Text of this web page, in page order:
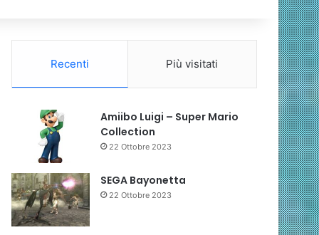
Recenti Più visitati
Amiibo Luigi – Super Mario
Collection
22 Ottobre 2023
SEGA Bayonetta
22 Ottobre 2023